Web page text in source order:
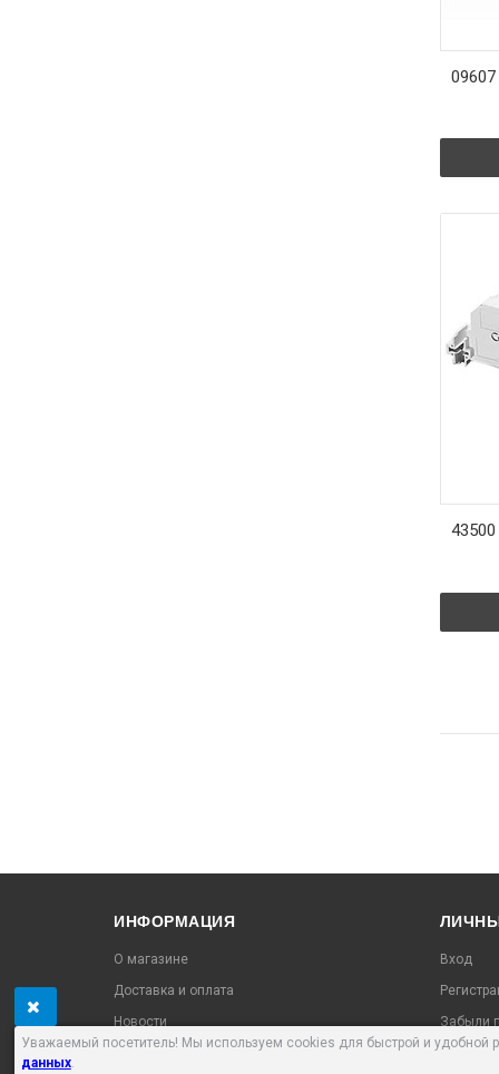
ИНФОРМАЦИЯ
О магазине
Доставка и оплата
Новости
Вход
Забыли
Уважаемый посетитель! Мы используем cookies для быстрой и удобной
данных.